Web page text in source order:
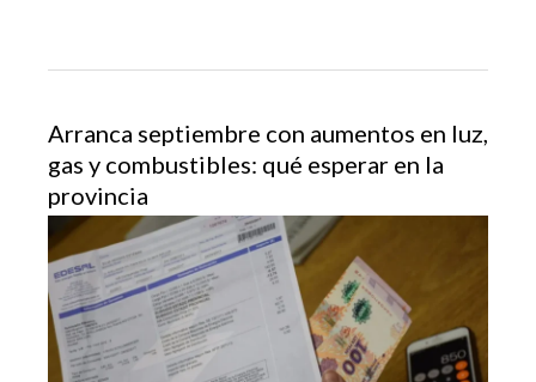
Arranca septiembre con aumentos en luz,
gas y combustibles: qué esperar en la
provincia